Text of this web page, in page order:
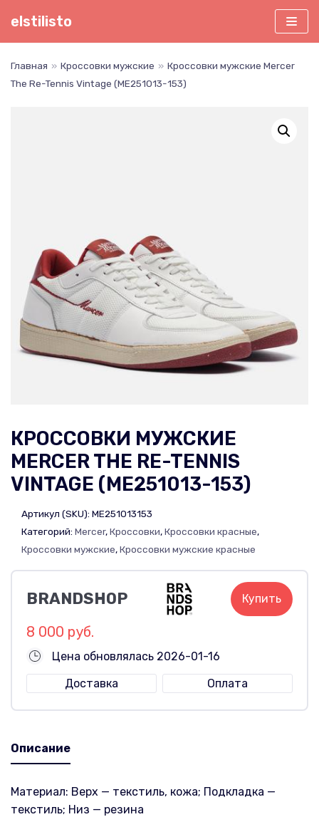
Перейти
elstilisto
Главная » Кроссовки мужские » Кроссовки мужские Mercer
The Re-Tennis Vintage (ME251013-153)
КРОССОВКИ МУЖСКИЕ
MERCER THE RE-TENNIS
VINTAGE (ME251013-153)
Артикул (SKU): ME251013153
Категорий: Mercer,Кроссовки,Кроссовки красные,
Кроссовки мужские,Кроссовки мужские красные
BRANDSHOP Купить
8 000 руб.
Цена обновлялась 2026-01-16
Доставка
Оплата
Описание
Материал: Верх — текстиль, кожа; Подкладка —
текстиль; Низ — резина